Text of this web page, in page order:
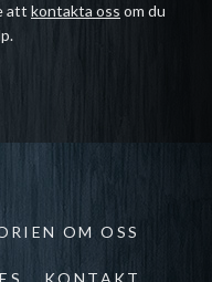
att kontakta oss om du
OM OSS
KONTAKT